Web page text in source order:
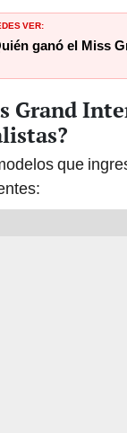
VER:
ganó el Miss
Grand
que